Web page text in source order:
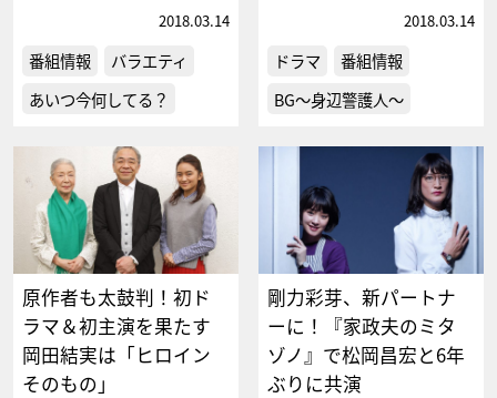
2018.03.14
番組情報
バラエティ
あいつ今何してる？
2018.03.14
ドラマ
番組情報
BG～身辺警護人～
原作者も太鼓判！初ド
ラマ＆初主演を果たす
岡田結実は「ヒロイン
そのもの」
剛力彩芽、新パートナ
ーに！『家政夫のミタ
ゾノ』で松岡昌宏と6年
ぶりに共演